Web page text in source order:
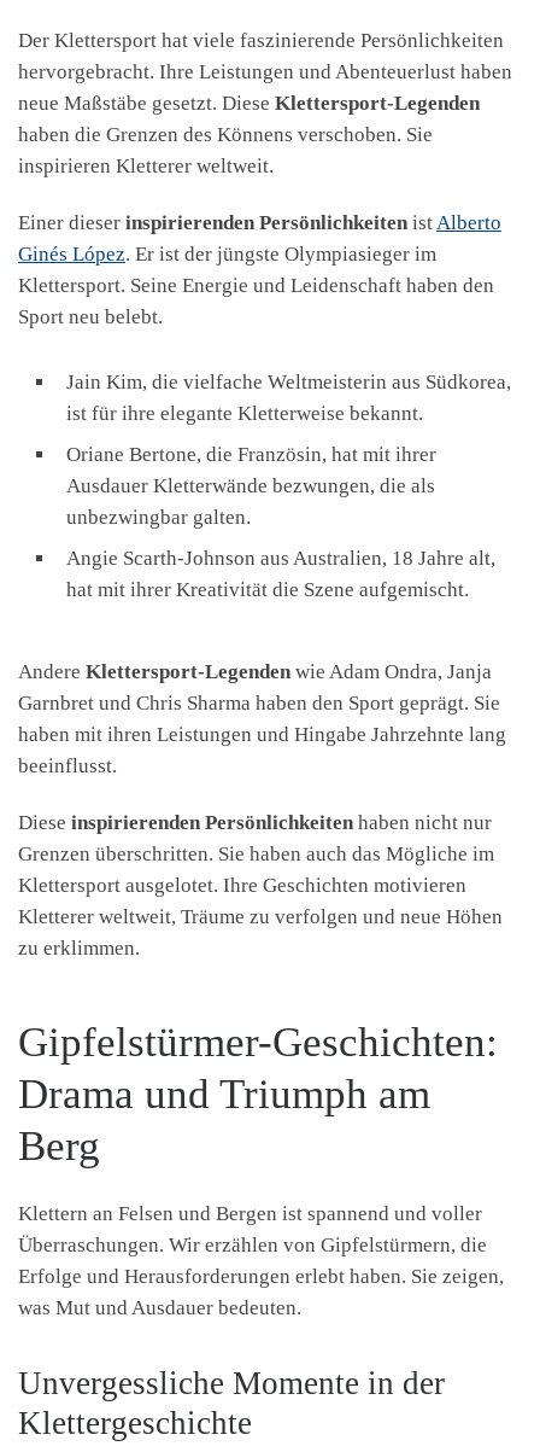
Der Klettersport hat viele faszinierende Persönlichkeiten
hervorgebracht. Ihre Leistungen und Abenteuerlust haben
neue Maßstäbe gesetzt. Diese Klettersport-Legenden
haben die Grenzen des Könnens verschoben. Sie
inspirieren Kletterer weltweit.
Einer dieser inspirierenden Persönlichkeiten istAlberto
Ginés López. Er ist der jüngste Olympiasieger im
Klettersport. Seine Energie und Leidenschaft haben den
Sport neu belebt.
Jain Kim, die vielfache Weltmeisterin aus Südkorea,
ist für ihre elegante Kletterweise bekannt.
Oriane Bertone, die Französin, hat mit ihrer
Ausdauer Kletterwände bezwungen, die als
unbezwingbar galten.
Angie Scarth-Johnson aus Australien, 18 Jahre alt,
hat mit ihrer Kreativität die Szene aufgemischt.
Andere Klettersport-Legenden wie Adam Ondra, Janja
Garnbret und Chris Sharma haben den Sport geprägt. Sie
haben mit ihren Leistungen und Hingabe Jahrzehnte lang
beeinflusst.
Diese inspirierenden Persönlichkeiten haben nicht nur
Grenzen überschritten. Sie haben auch das Mögliche im
Klettersport ausgelotet. Ihre Geschichten motivieren
Kletterer weltweit, Träume zu verfolgen und neue Höhen
zu erklimmen.
Gipfelstürmer-Geschichten:
Drama und Triumph am
Berg
Klettern an Felsen und Bergen ist spannend und voller
Überraschungen. Wir erzählen von Gipfelstürmern, die
Erfolge und Herausforderungen erlebt haben. Sie zeigen,
was Mut und Ausdauer bedeuten.
Unvergessliche Momente in der
Klettergeschichte